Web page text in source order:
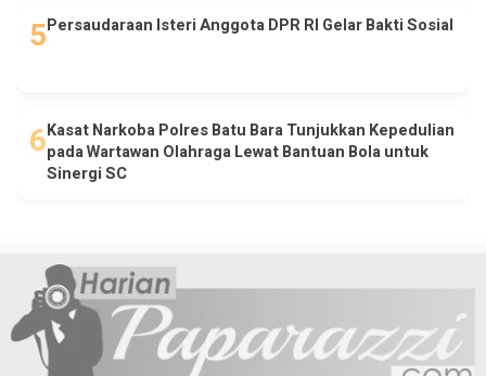
Persaudaraan Isteri Anggota DPR RI Gelar Bakti Sosial
Kasat Narkoba Polres Batu Bara Tunjukkan Kepedulian
pada Wartawan Olahraga Lewat Bantuan Bola untuk
Sinergi SC